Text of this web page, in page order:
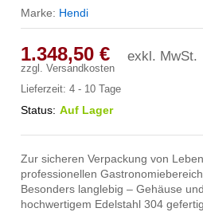
Marke: Hendi
1.348,50€ exkl. MwSt.
zzgl.Versandkosten
Lieferzeit:4 - 10 Tage
Status: Auf Lager
Zur sicheren Verpackung von
professionellen
Besonders langlebig – Gehäuse
hochwertigem Edelstahl 304